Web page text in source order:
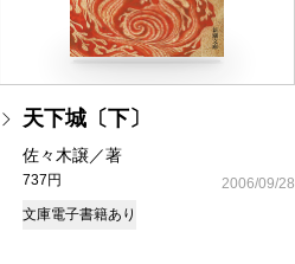
天下城〔下〕
佐々木譲／著
737円
2006/09/28
文庫電子書籍あり